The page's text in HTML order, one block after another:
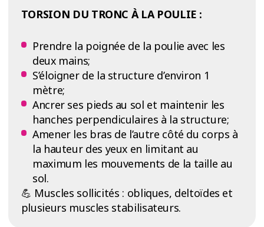
TORSION DU TRONC À LA POULIE :
Prendre la poignée de la poulie avec les
deux mains;
S’éloigner de la structure d’environ 1
mètre;
Ancrer ses pieds au sol et maintenir les
hanches perpendiculaires à la structure;
Amener les bras de l’autre côté du corps à
la hauteur des yeux en limitant au
maximum les mouvements de la taille au
sol.
💪 Muscles sollicités : obliques, deltoïdes et
plusieurs muscles stabilisateurs.